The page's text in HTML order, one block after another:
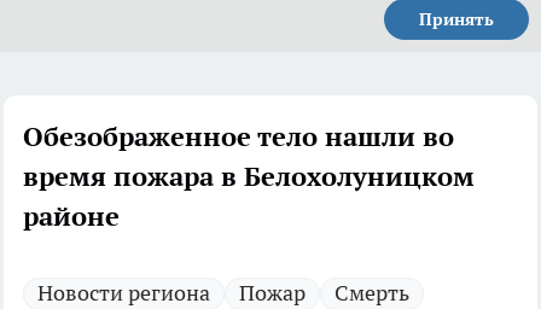
Принять
Обезображенное тело нашли во
время пожара в Белохолуницком
районе
Новости региона Пожар Смерть